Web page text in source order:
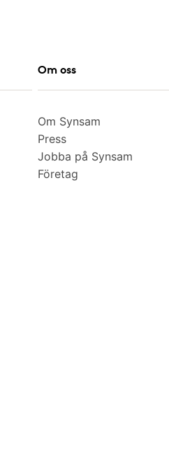
Om oss
Om Synsam
Press
Jobba på Synsam
Företag